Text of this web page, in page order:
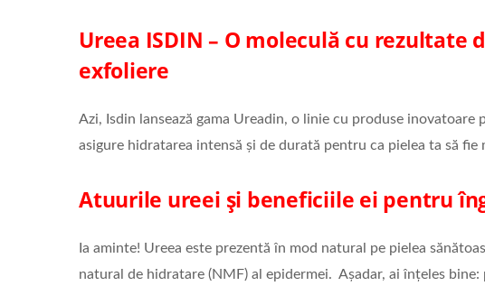
Ureea ISDIN – O moleculă cu
exfoliere
Azi, Isdin lansează gama Ureadin, o linie cu produse inovatoare
asigure hidratarea intensă și de durată pentru ca pielea ta să fie
Atuurile ureei și beneficiile ei pentru
Ia aminte! Ureea este prezentă în mod natural pe pielea
natural de hidratare (NMF) al epidermei. Așadar, ai înțeles bine: